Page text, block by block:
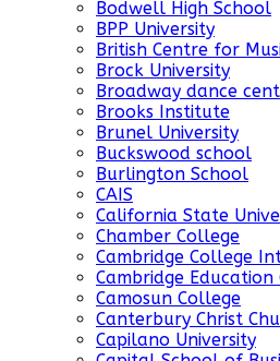
Bodwell High School
BPP University
British Centre for
Brock University
Broadway dance
Brooks Institute
Brunel University
Buckswood school
Burlington School
CAIS
California State
Chamber College
Cambridge College
Cambridge Education
Camosun College
Canterbury Christ
Capilano University